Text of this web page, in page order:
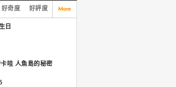
好奇度 好評度
日
哇 人魚島的秘密